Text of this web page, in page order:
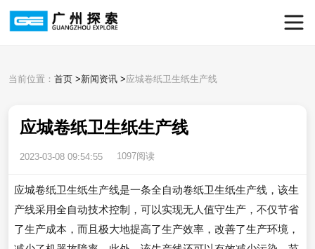
当前位置： 首页 >新闻资讯 >应城卷纸卫生纸生产线
应城卷纸卫生纸生产线
2023-03-08 09:54:55 1097阅读
应城卷纸卫生纸生产线是一条全自动卷纸卫生纸生产线，该生
产线采用全自动技术控制，可以实现无人值守生产，不仅节省
了生产成本，而且极大地提高了生产效率，改善了生产环境，